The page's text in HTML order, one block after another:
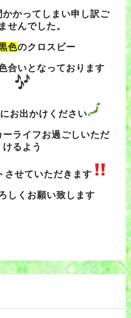
かってしまい申し訳ご
せんでした。
色のクロスビー
合いとなっております
お出かけください
ーライフお過ごしいただ
けるよう
させていただきます
しくお願い致します